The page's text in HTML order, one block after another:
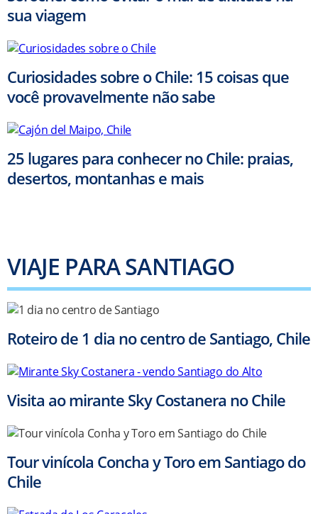
sua viagem
Curiosidades sobre o Chile: 15 coisas que
você provavelmente não sabe
25 lugares para conhecer no Chile: praias,
desertos, montanhas e mais
VIAJE PARA SANTIAGO
Roteiro de 1 dia no centro de Santiago, Chile
Visita ao mirante Sky Costanera no Chile
Tour vinícola Concha y Toro em Santiago do
Chile